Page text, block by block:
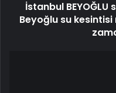
İstanbul BEYOĞLU
Beyoğlu su